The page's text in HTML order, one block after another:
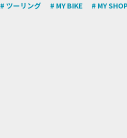
# ツーリング # MY BIKE # MY SHOP